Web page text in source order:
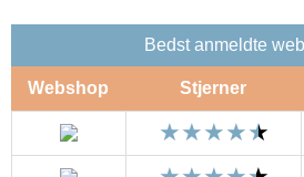
Bedst anmeldte
Webshop Stjerner